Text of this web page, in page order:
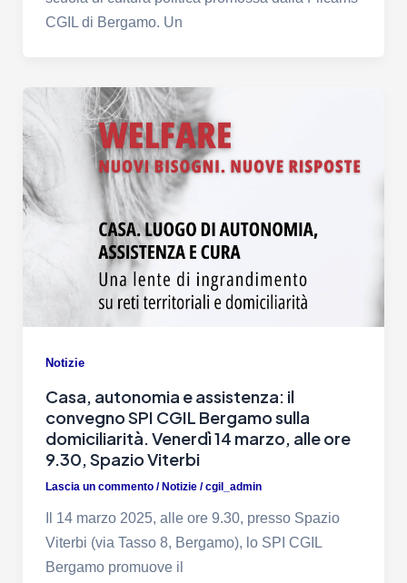
CGIL di Bergamo. Un
Notizie
Casa, autonomia e assistenza: il
convegno SPI CGIL Bergamo sulla
domiciliarità. Venerdì 14 marzo, alle ore
9.30, Spazio Viterbi
Lascia un commento / Notizie/cgil_admin
Il 14 marzo 2025, alle ore 9.30, presso Spazio
Viterbi (via Tasso 8, Bergamo), lo SPI CGIL
Bergamo promuove il